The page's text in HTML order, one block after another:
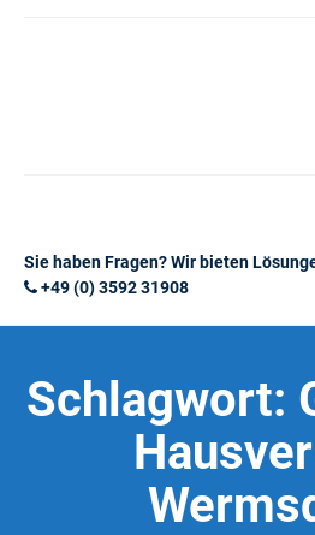
Sie haben Fragen? Wir bieten
+49 (0) 3592 31908
Schlagwort: